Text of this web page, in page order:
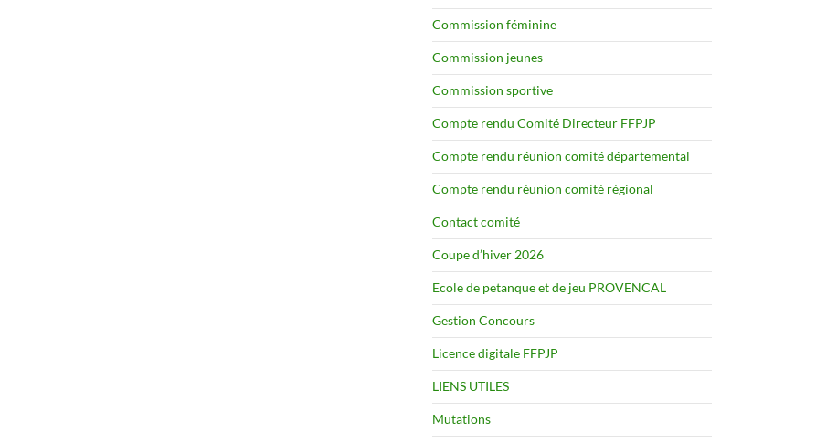
Commission féminine
Commission jeunes
Commission sportive
Compte rendu Comité Directeur FFPJP
Compte rendu réunion comité départemental
Compte rendu réunion comité régional
Contact comité
Coupe d’hiver 2026
Ecole de petanque et de jeu PROVENCAL
Gestion Concours
Licence digitale FFPJP
LIENS UTILES
Mutations